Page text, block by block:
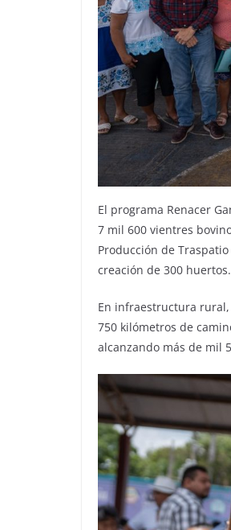
El programa Renacer
7 mil 600 vientres
Producción de
creación de 300 huertos.
En infraestructura
750 kilómetros de
alcanzando más de mil